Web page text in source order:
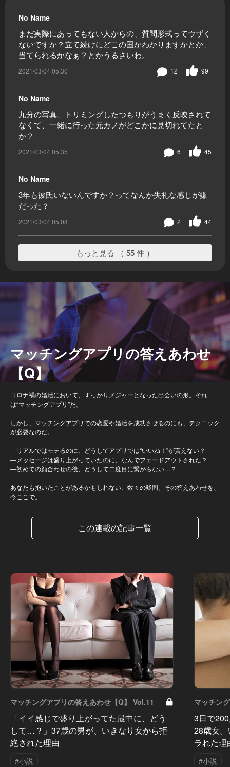
No Name
まだ実際にあってもない人からの、質問形式ってウザく
ないですか？立て続けにどこの国かわかりますかとか、
当てられるかなぁ？とかうるさいわ。
2021/03/04 05:30 99+
12
No Name
九分の写真、トリミングしたつもりがうまく反映されて
なくて、一緒に行った元カノがどこかに見切れてたと
か？
2021/03/04 05:35 45
6
No Name
3年も彼氏いないんですか？ってなんか失礼な感じが嫌
だった？
2021/03/04 05:08 44
2
もっと見る （ 55 件 ）
マッチングアプリの答えあわせ
【Q】
コロナ禍の婚活において、すっかりメジャーとなった出会いの形。それ
は“マッチングアプリ”だ。
しかし、マッチングアプリでの恋愛や婚活を成功させるのにも、テクニック
が必要なのだ。
―リアルではモテるのに、どうしてアプリでは“いいね！”が貰えない？
―メッセージは盛り上がっていたのに、なんでフェードアウトされた？
―初めての顔合わせの後、どうして二度目に繋がらない…？
あなたも抱いたことがあるかもしれない、数々の疑問。その答えあわせを、
今ここで。
この連載の記事一覧
マッチングアプリの答えあわせ【Q】 Vol.11
「イイ感じで盛り上がってた最中に、どう
して…？」37歳の男が、いきなり女から拒
絶された理由
#小説
マッチン
3日で
28歳女
ラれた理
#小説